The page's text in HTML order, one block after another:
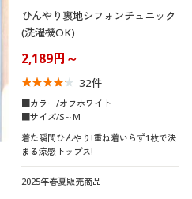
ひんやり裏地シフォンチュニック
(洗濯機OK)
2,189円～
32件
■カラー/オフホワイト
■サイズ/S～M
着た瞬間ひんやり!重ね着いらず1枚で決
まる涼感トップス!
2025年春夏販売商品